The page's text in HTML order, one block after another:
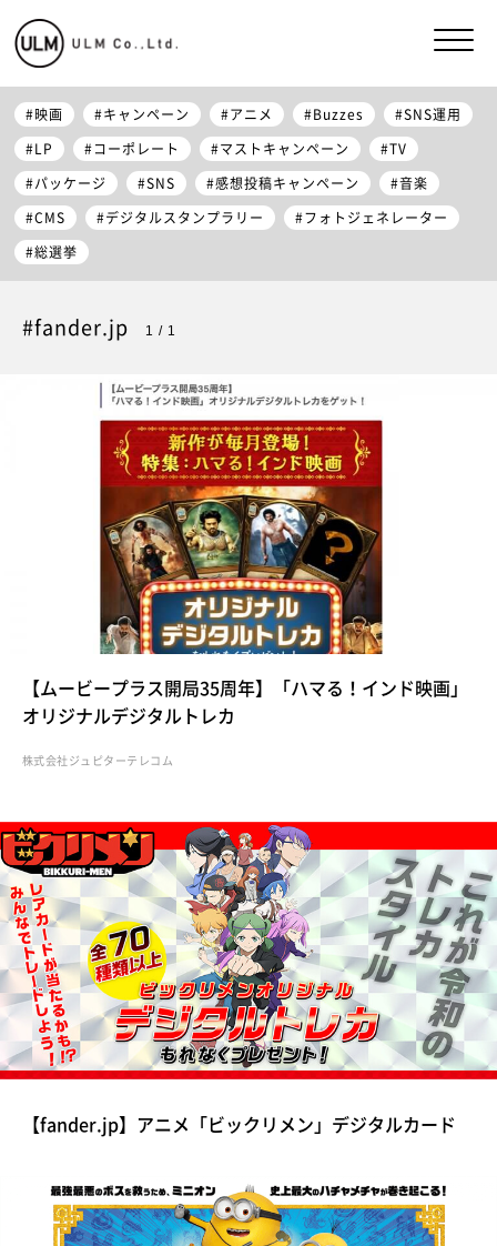
映画 キャンペーン アニメ Buzzes SNS運用
LP コーポレート マストキャンペーン TV
パッケージ SNS 感想投稿キャンペーン 音楽
CMS デジタルスタンプラリー フォトジェネレーター
総選挙
#fander.jp 1 / 1
【ムービープラス開局35周年】「ハマる！インド映画」
オリジナルデジタルトレカ
株式会社ジュピターテレコム
【fander.jp】アニメ「ビックリメン」デジタルカード